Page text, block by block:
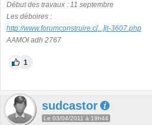
Début des travaux : 11 septembre
Les déboires :
http://www.forumconstruire.c[...]it-3607.php
AAMOI adh 2767
1
sudcastor
Le 03/04/2011 à 19h44